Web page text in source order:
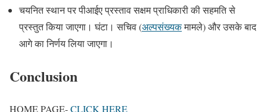
चयनित स्थान पर पीआईए प्रस्ताव सक्षम प्राधिकारी की सहमति से
प्रस्तुत किया जाएगा। घंटा। सचिव (अल्पसंख्यकमामले) और उसके बाद
आगे का निर्णय लिया जाएगा।
Conclusion
HOME PAGE-CLICK HERE